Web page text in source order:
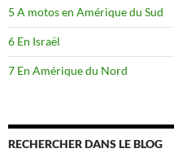
5 A motos en Amérique du Sud
6 En Israël
7 En Amérique du Nord
RECHERCHER DANS LE BLOG